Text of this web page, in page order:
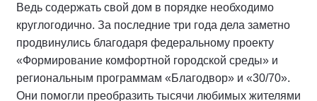
Ведь содержать свой дом в порядке необходимо
круглогодично. За последние три года дела заметно
продвинулись благодаря федеральному проекту
«Формирование комфортной городской среды» и
региональным программам «Благодвор» и «30/70».
Они помогли преобразить тысячи любимых жителями